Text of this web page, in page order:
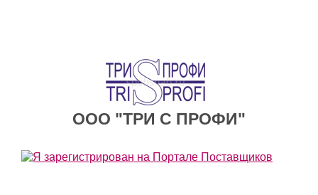
ООО "ТРИ С ПРОФИ"